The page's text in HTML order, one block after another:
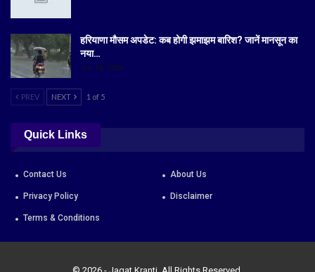
हरियाणा मौसम अपडेट: कब होगी झमाझम बारिश? जानें मानसून का
नया…
Jul 18, 2026
PREV NEXT 1 of 5
Quick Links
Contact Us About Us
Privacy Policy Disclaimer
Terms & Conditions